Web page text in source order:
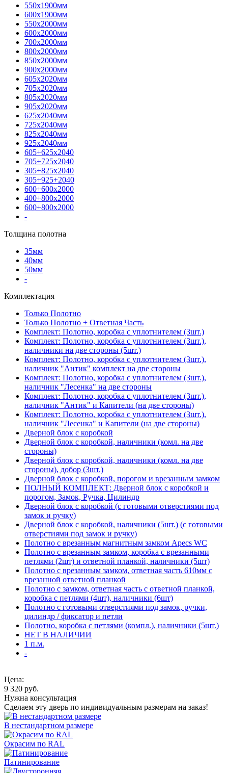
550х1900мм
600х1900мм
550х2000мм
600х2000мм
700х2000мм
800х2000мм
850х2000мм
900х2000мм
605х2020мм
705х2020мм
805х2020мм
905х2020мм
625х2040мм
725х2040мм
825х2040мм
925х2040мм
605+625х2040
705+725х2040
305+825х2040
305+925+2040
600+600х2000
400+800х2000
600+800х2000
-
Толщина полотна
35мм
40мм
50мм
-
Комплектация
Только Полотно
Только Полотно + Ответная Часть
Комплект: Полотно, коробка с уплотнителем (3шт.)
Комплект: Полотно, коробка с уплотнителем (3шт.),
наличники на две стороны (5шт.)
Комплект: Полотно, коробка с уплотнителем (3шт.),
наличник "Антик" комплект на две стороны
Комплект: Полотно, коробка с уплотнителем (3шт.),
наличник "Лесенка" на две стороны
Комплект: Полотно, коробка с уплотнителем (3шт.),
наличник "Антик" и Капители (на две стороны)
Комплект: Полотно, коробка с уплотнителем (3шт.),
наличник "Лесенка" и Капители (на две стороны)
Дверной блок с коробкой
Дверной блок с коробкой, наличники (комл. на две
стороны)
Дверной блок с коробкой, наличники (комл. на две
стороны), добор (3шт.)
Дверной блок с коробкой, порогом и врезанным замком
ПОЛНЫЙ КОМПЛЕКТ: Дверной блок с коробкой и
порогом, Замок, Ручка, Цилиндр
Дверной блок с коробкой (с готовыми отверстиями под
замок и ручку)
Дверной блок с коробкой, наличники (5шт.) (с готовыми
отверстиями под замок и ручку)
Полотно с врезанным магнитным замком Apecs WC
Полотно с врезанным замком, коробка с врезанными
петлями (2шт) и ответной планкой, наличники (5шт)
Полотно с врезанным замком, ответная часть 610мм с
врезанной ответной планкой
Полотно с замком, ответная часть с ответной планкой,
коробка с петлями (4шт), наличники (6шт)
Полотно с готовыми отверстиями под замок, ручки,
цилиндр / фиксатор и петли
Полотно, коробка с петлями (компл.), наличники (5шт.)
НЕТ В НАЛИЧИИ
1 п.м.
-
Цена:
9 320 руб.
Нужна консультация
Сделаем эту дверь по индивидуальным размерам на заказ!
В нестандартном размере
Окрасим по RAL
Патинирование